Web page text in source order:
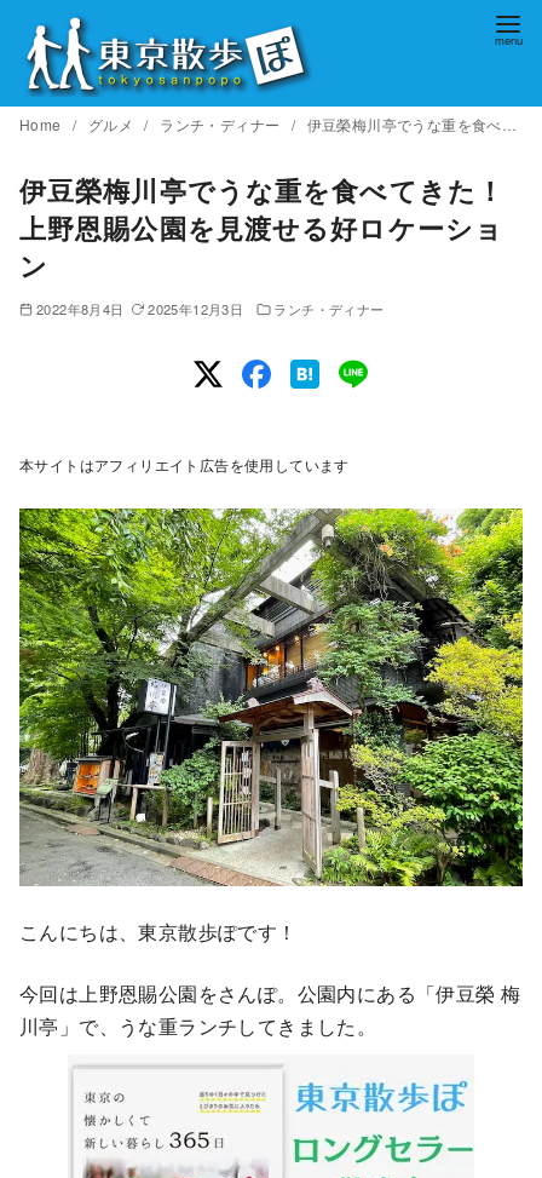
ンHome グルメ ランチ・ディナー 伊豆榮梅川亭でうな重を食べてきた！上野恩賜公園を見渡せる好ロケーション
伊豆榮梅川亭でうな重を食べてきた！
上野恩賜公園を見渡せる好ロケーショ
ン
2022年8月4日 2025年12月3日 ランチ・ディナー
本サイトはアフィリエイト広告を使用しています
こんにちは、東京散歩ぽです！
今回は上野恩賜公園をさんぽ。公園内にある「伊豆榮 梅
川亭」で、うな重ランチしてきました。